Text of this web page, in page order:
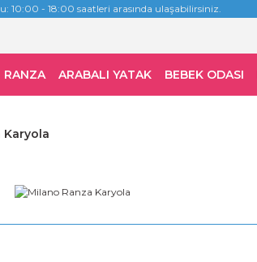
10:00 - 18:00 saatleri arasında ulaşabilirsiniz.
RANZA ARABALI YATAK BEBEK ODASI
Karyola